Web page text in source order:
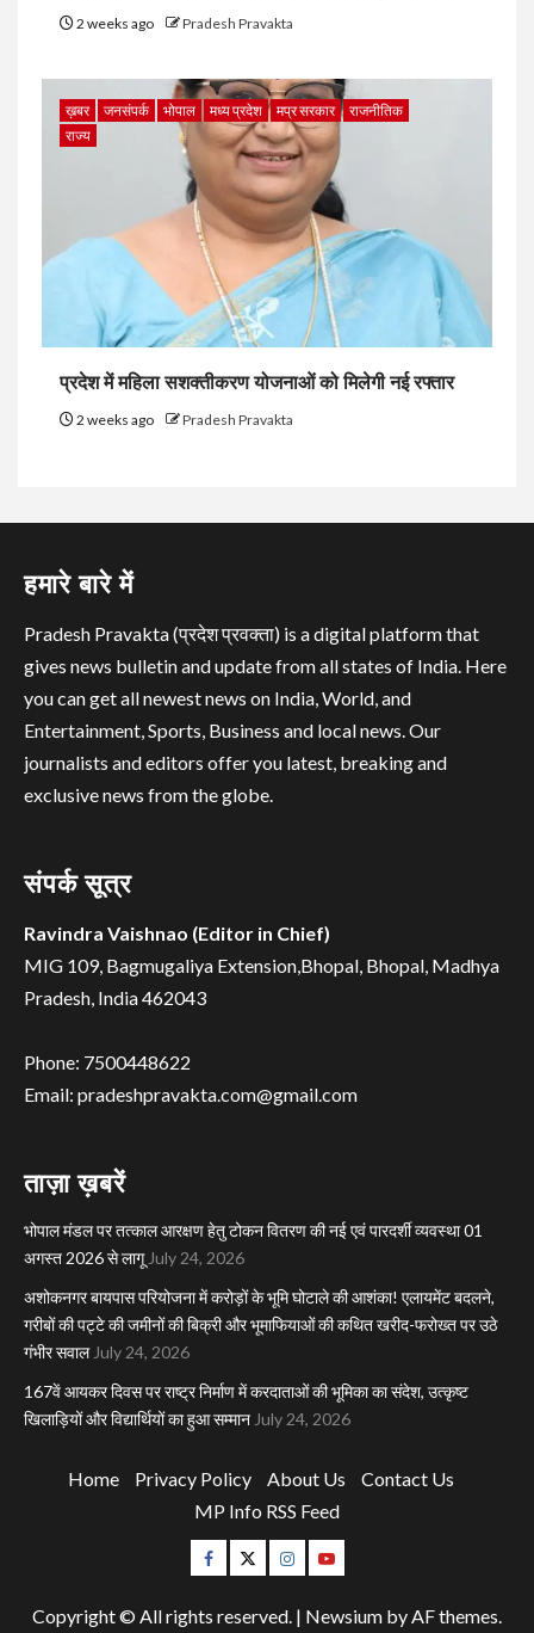
2 weeks ago Pradesh Pravakta
ख़बर जनसंपर्क भोपाल मध्य प्रदेश मप्र सरकार
राजनीतिक
राज्य
प्रदेश में महिला सशक्तीकरण योजनाओं को मिलेगी नई रफ्तार
2 weeks ago Pradesh Pravakta
हमारे बारे में
Pradesh Pravakta (प्रदेश प्रवक्ता) is a digital platform that
gives news bulletin and update from all states of India. Here
you can get all newest news on India, World, and
Entertainment, Sports, Business and local news. Our
journalists and editors offer you latest, breaking and
exclusive news from the globe.
संपर्क सूत्र
Ravindra Vaishnao (Editor in Chief)
MIG 109, Bagmugaliya Extension,Bhopal, Bhopal, Madhya
Pradesh, India 462043
Phone: 7500448622
Email: pradeshpravakta.com@gmail.com
ताज़ा ख़बरें
भोपाल मंडल पर तत्काल आरक्षण हेतु टोकन वितरण की नई एवं पारदर्शी व्यवस्था 01
अगस्त 2026 से लागूJuly 24, 2026
अशोकनगर बायपास परियोजना में करोड़ों के भूमि घोटाले की आशंका! एलायमेंट बदलने,
गरीबों की पट्टे की जमीनों की बिक्री और भूमाफियाओं की कथित खरीद-फरोख्त पर उठे
गंभीर सवालJuly 24, 2026
167वें आयकर दिवस पर राष्ट्र निर्माण में करदाताओं की भूमिका का संदेश, उत्कृष्ट
खिलाड़ियों और विद्यार्थियों का हुआ सम्मानJuly 24, 2026
Home Privacy Policy About Us
Contact Us
MP Info RSS Feed
Facebook
TwitterInstagram
Youtube
Copyright © All rights reserved. | Newsium by AF themes.